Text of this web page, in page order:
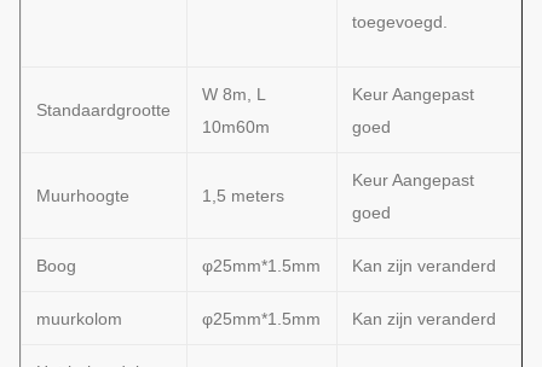
toegevoegd.
Standaardgrootte
W 8m, L
10m60m
Keur Aangepast
goed
Muurhoogte 1,5 meters
Keur Aangepast
goed
Boog φ25mm*1.5mm Kan zijn veranderd
muurkolom φ25mm*1.5mm Kan zijn veranderd